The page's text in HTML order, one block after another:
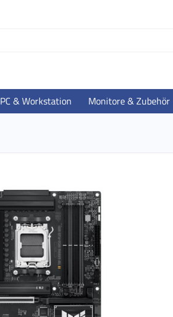
PC & Workstation Monitore & Zubehör